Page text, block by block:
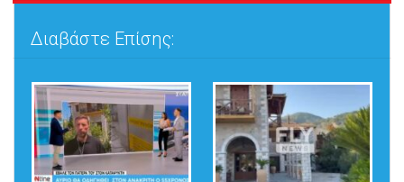
Διαβάστε Επίσης: